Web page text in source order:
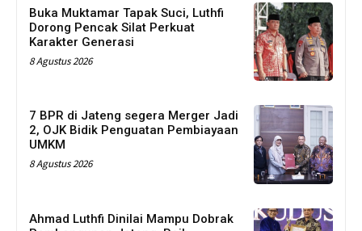
Buka Muktamar Tapak Suci, Luthfi
Dorong Pencak Silat Perkuat
Karakter Generasi
8 Agustus 2026
7 BPR di Jateng segera Merger Jadi
2, OJK Bidik Penguatan Pembiayaan
UMKM
8 Agustus 2026
Ahmad Luthfi Dinilai Mampu Dobrak